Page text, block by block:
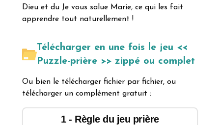
Dieu et du Je vous salue Marie, ce qui les fait
apprendre tout naturellement !
Télécharger en une fois le jeu <<
Puzzle-prière >> zippé ou complet
Ou bien le télécharger fichier par fichier, ou
télécharger un complément gratuit :
1- Règle du jeu prière